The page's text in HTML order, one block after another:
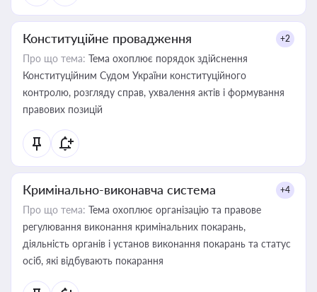
Конституційне провадження +2
Про що тема: Тема охоплює порядок здійснення
Конституційним Судом України конституційного
контролю, розгляду справ, ухвалення актів і формування
правових позицій
Кримінально-виконавча система +4
Про що тема: Тема охоплює організацію та правове
регулювання виконання кримінальних покарань,
діяльність органів і установ виконання покарань та статус
осіб, які відбувають покарання